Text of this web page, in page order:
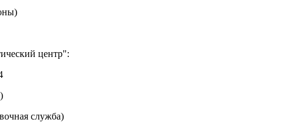
центр":
служба)